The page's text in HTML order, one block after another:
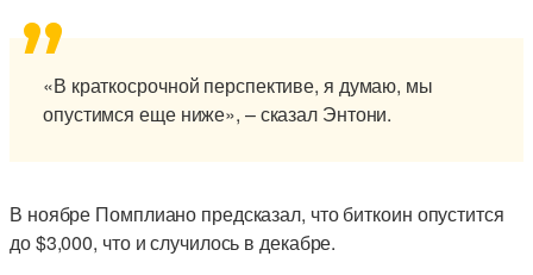
«В краткосрочной перспективе, я думаю, мы
опустимся еще ниже», – сказал Энтони.
В ноябре Помплиано предсказал, что биткоин опустится
до $3,000, что и случилось в декабре.